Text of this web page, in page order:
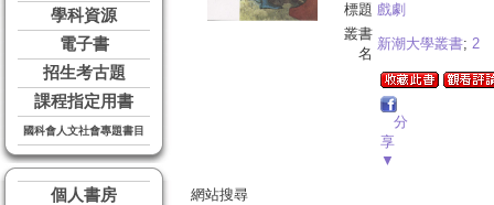
學科資源
電子書
招生考古題
課程指定用書
國科會人文社會專題書目
個人書房
標題 戲劇
叢書
名
新潮大學叢書; 2
分
享
▼
網站搜尋